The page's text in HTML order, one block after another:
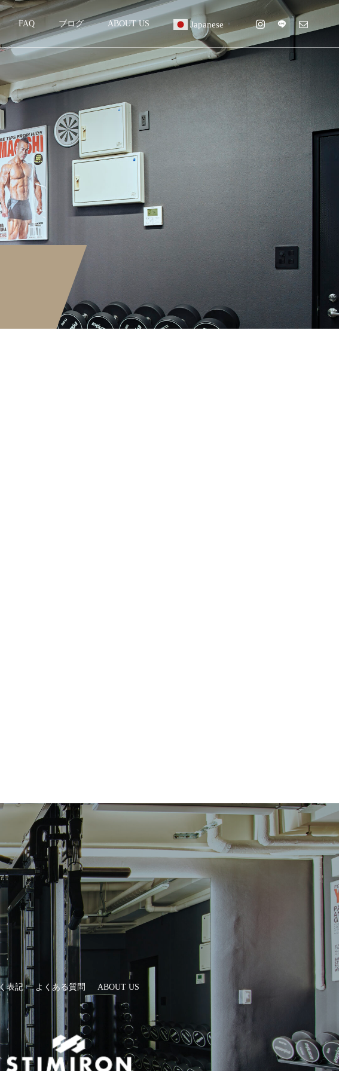
FAQ ブログ ABOUT US Japanese ▼
表記 よくある質問 ABOUT US